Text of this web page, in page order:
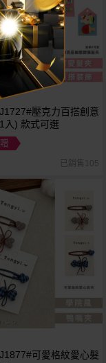
壓克力百搭創意
入) 款式可選
已銷售105
可愛格紋愛心髮